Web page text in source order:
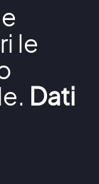
le
Dati